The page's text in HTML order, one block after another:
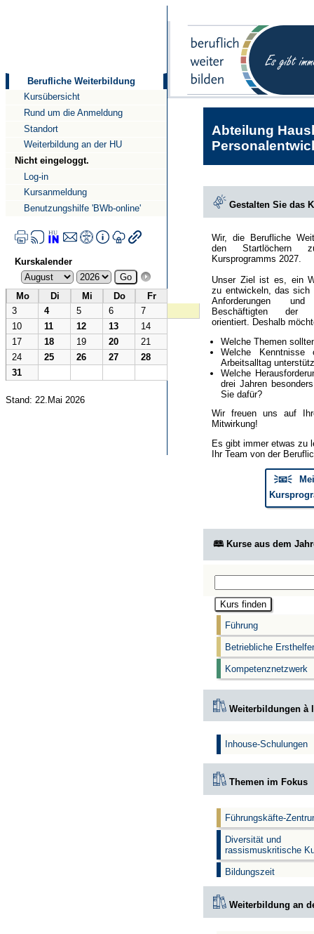
Berufliche Weiterbildung
Kursübersicht
Rund um die Anmeldung
Standort
Weiterbildung an der HU
Nicht eingeloggt.
Log-in
Kursanmeldung
Benutzungshilfe 'BWb-online'
Kurskalender
Mo Di Mi Do
Fr
3
4 5 6
7
10
11 12 13
14
17
18 19 20
21
24
25 26 27
28
31
Stand: 22.Mai 2026
Abteilung
Gestalten Sie das
Wir, die Berufliche
den Startlöchern
Kursprogramms 2027.
Unser Ziel ist es, ein
zu entwickeln, das sich
Anforderungen
Beschäftigten der
orientiert. Deshalb
Welche Themen
Welche
Arbeitsalltag
Welche
drei Jahren
Sie dafür?
Wir freuen uns auf
Mitwirkung!
Es gibt immer etwas zu
Ihr Team von der
🗦📧🗧
🕮 Kurse aus dem
Führung
Betriebliche
Kompetenznetzwerk
Weiterbildungen à
Inhouse-Schulungen
Themen im Fokus
Führungskäfte-
Diversität und
rassismuskritische
Bildungszeit
Weiterbildung an